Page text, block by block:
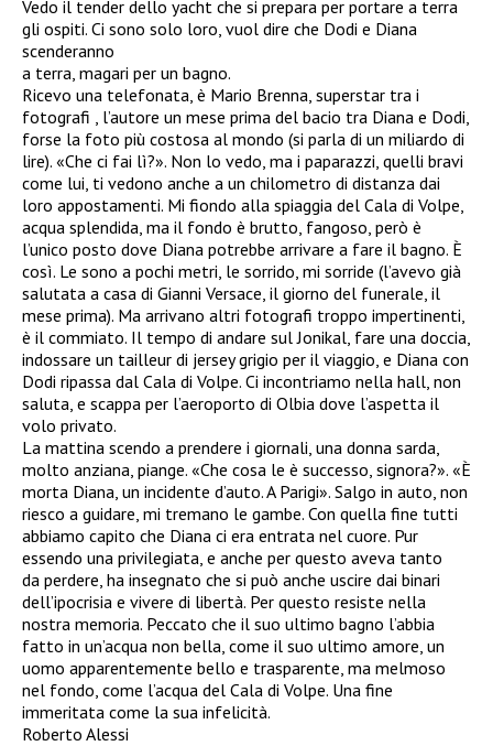
Vedo il tender dello yacht che si prepara per portare a terra
gli ospiti. Ci sono solo loro, vuol dire che Dodi e Diana
scenderanno
a terra, magari per un bagno.
Ricevo una telefonata, è Mario Brenna, superstar tra i
fotografi , l’autore un mese prima del bacio tra Diana e Dodi,
forse la foto più costosa al mondo (si parla di un miliardo di
lire). «Che ci fai lì?». Non lo vedo, ma i paparazzi, quelli bravi
come lui, ti vedono anche a un chilometro di distanza dai
loro appostamenti. Mi fiondo alla spiaggia del Cala di Volpe,
acqua splendida, ma il fondo è brutto, fangoso, però è
l’unico posto dove Diana potrebbe arrivare a fare il bagno. È
così. Le sono a pochi metri, le sorrido, mi sorride (l’avevo già
salutata a casa di Gianni Versace, il giorno del funerale, il
mese prima). Ma arrivano altri fotografi troppo impertinenti,
è il commiato. Il tempo di andare sul Jonikal, fare una doccia,
indossare un tailleur di jersey grigio per il viaggio, e Diana con
Dodi ripassa dal Cala di Volpe. Ci incontriamo nella hall, non
saluta, e scappa per l’aeroporto di Olbia dove l’aspetta il
volo privato.
La mattina scendo a prendere i giornali, una donna sarda,
molto anziana, piange. «Che cosa le è successo, signora?». «È
morta Diana, un incidente d’auto. A Parigi». Salgo in auto, non
riesco a guidare, mi tremano le gambe. Con quella fine tutti
abbiamo capito che Diana ci era entrata nel cuore. Pur
essendo una privilegiata, e anche per questo aveva tanto
da perdere, ha insegnato che si può anche uscire dai binari
dell’ipocrisia e vivere di libertà. Per questo resiste nella
nostra memoria. Peccato che il suo ultimo bagno l’abbia
fatto in un’acqua non bella, come il suo ultimo amore, un
uomo apparentemente bello e trasparente, ma melmoso
nel fondo, come l’acqua del Cala di Volpe. Una fine
immeritata come la sua infelicità.
Roberto Alessi